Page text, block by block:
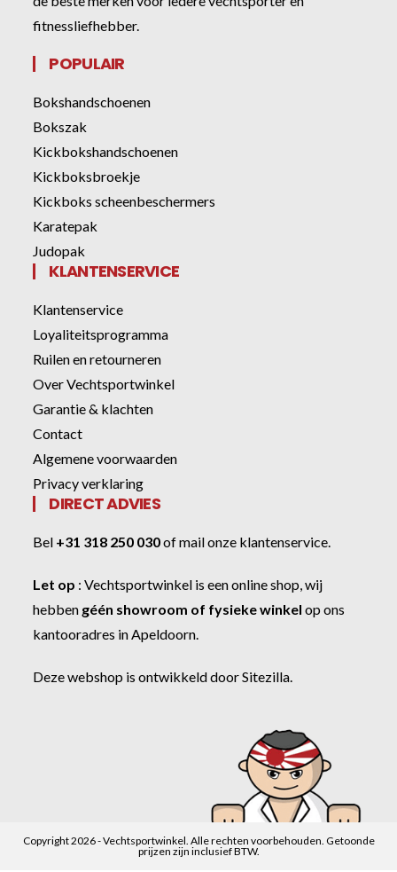
fitnessliefhebber.
POPULAIR
Bokshandschoenen
Bokszak
Kickbokshandschoenen
Kickboksbroekje
Kickboks scheenbeschermers
Karatepak
Judopak
KLANTENSERVICE
Klantenservice
Loyaliteitsprogramma
Ruilen en retourneren
Over Vechtsportwinkel
Garantie & klachten
Contact
Algemene voorwaarden
Privacy verklaring
DIRECT ADVIES
Bel +31 318 250 030ofmail onze klantenservice.
Let op :Vechtsportwinkel is een online shop, wij
hebben géén showroom of fysieke winkel op ons
kantooradres in Apeldoorn.
Deze webshop is ontwikkeld doorSitezilla.
Copyright 2026 - Vechtsportwinkel. Alle rechten voorbehouden. Getoonde
prijzen zijn inclusief BTW.